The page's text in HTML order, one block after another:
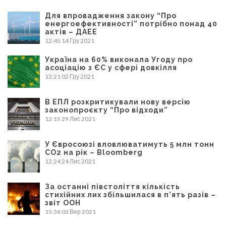
Для впровадження закону “Про
енергоефективності” потрібно понад 40
актів – ДАЕЕ
12:45 14 Гру 2021
Україна на 60% виконала Угоду про
асоціацію з ЄС у сфері довкілля
13:21 02 Гру 2021
В ЕПЛ розкритикували нову версію
законопроєкту “Про відходи”
12:15 29 Лис 2021
У Євросоюзі вловлюватимуть 5 млн тонн
CO2 на рік – Bloomberg
12:2424 Лис 2021
За останні півстоліття кількість
стихійних лих збільшилася в п’ять разів –
звіт ООН
15:36 03 Вер 2021